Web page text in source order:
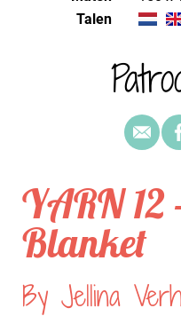
Talen
YARN 12
Blanket
By Jellina